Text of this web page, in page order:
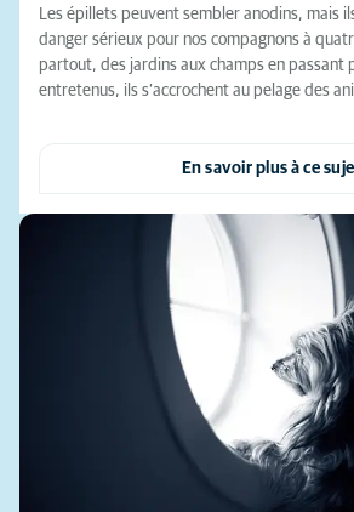
Les épillets peuvent sembler anodins, mais
danger sérieux pour nos compagnons à
partout, des jardins aux champs en passant
entretenus, ils s’accrochent au pelage des
En savoir plus à ce